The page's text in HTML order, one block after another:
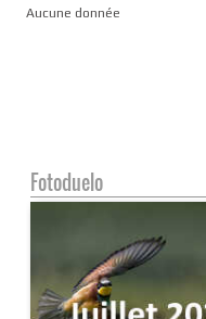
Aucune donnée
Fotoduelo